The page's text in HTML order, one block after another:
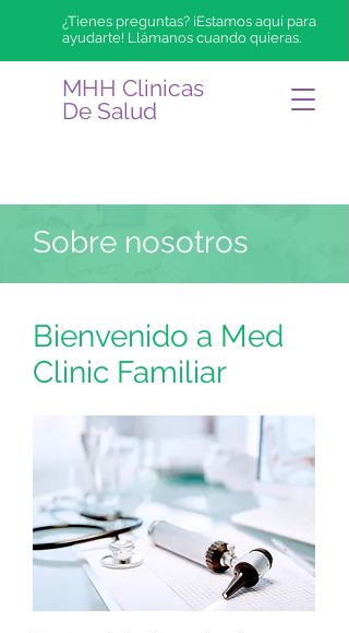
¿Tienes preguntas? ¡Estamos aquí para
ayudarte! Llámanos cuando quieras.
MHH Clinicas
De Salud
Sobre nosotros
Bienvenido a Med
Clinic Familiar